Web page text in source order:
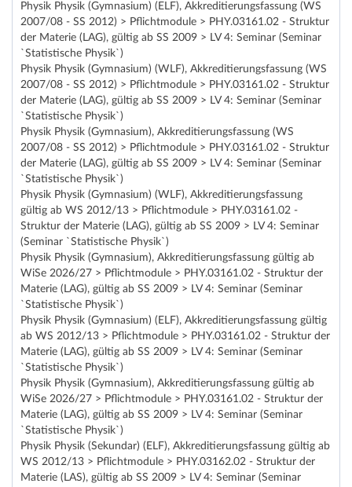
Physik Physik (Gymnasium) (ELF), Akkreditierungsfassung (WS
2007/08 - SS 2012) > Pflichtmodule > PHY.03161.02 - Struktur
der Materie (LAG), gültig ab SS 2009 > LV 4: Seminar (Seminar
`Statistische Physik`)
Physik Physik (Gymnasium) (WLF), Akkreditierungsfassung (WS
2007/08 - SS 2012) > Pflichtmodule > PHY.03161.02 - Struktur
der Materie (LAG), gültig ab SS 2009 > LV 4: Seminar (Seminar
`Statistische Physik`)
Physik Physik (Gymnasium), Akkreditierungsfassung (WS
2007/08 - SS 2012) > Pflichtmodule > PHY.03161.02 - Struktur
der Materie (LAG), gültig ab SS 2009 > LV 4: Seminar (Seminar
`Statistische Physik`)
Physik Physik (Gymnasium) (WLF), Akkreditierungsfassung
gültig ab WS 2012/13 > Pflichtmodule > PHY.03161.02 -
Struktur der Materie (LAG), gültig ab SS 2009 > LV 4: Seminar
(Seminar `Statistische Physik`)
Physik Physik (Gymnasium), Akkreditierungsfassung gültig ab
WiSe 2026/27 > Pflichtmodule > PHY.03161.02 - Struktur der
Materie (LAG), gültig ab SS 2009 > LV 4: Seminar (Seminar
`Statistische Physik`)
Physik Physik (Gymnasium) (ELF), Akkreditierungsfassung gültig
ab WS 2012/13 > Pflichtmodule > PHY.03161.02 - Struktur der
Materie (LAG), gültig ab SS 2009 > LV 4: Seminar (Seminar
`Statistische Physik`)
Physik Physik (Gymnasium), Akkreditierungsfassung gültig ab
WiSe 2026/27 > Pflichtmodule > PHY.03161.02 - Struktur der
Materie (LAG), gültig ab SS 2009 > LV 4: Seminar (Seminar
`Statistische Physik`)
Physik Physik (Sekundar) (ELF), Akkreditierungsfassung gültig ab
WS 2012/13 > Pflichtmodule > PHY.03162.02 - Struktur der
Materie (LAS), gültig ab SS 2009 > LV 4: Seminar (Seminar